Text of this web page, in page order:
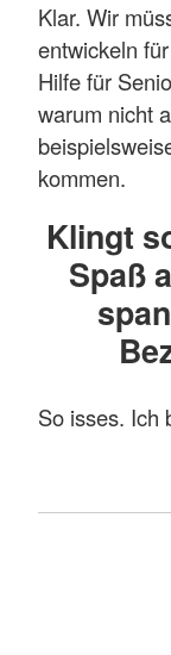
Klar. Wir
entwickeln
Hilfe für
warum nicht
kommen.
Klingt
Spaß
So isses. Ich